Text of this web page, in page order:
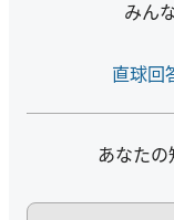
みん
直球回
あなた